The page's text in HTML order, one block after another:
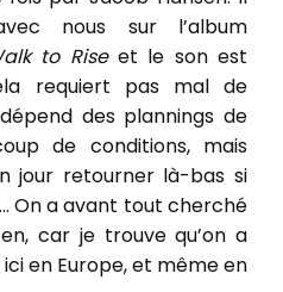
nous sur l’album
to Riseet le son est
requiert pas mal de
des plannings de
de conditions, mais
jour retourner là-bas si
On a avant tout cherché
car je trouve qu’on a
en Europe, et même en